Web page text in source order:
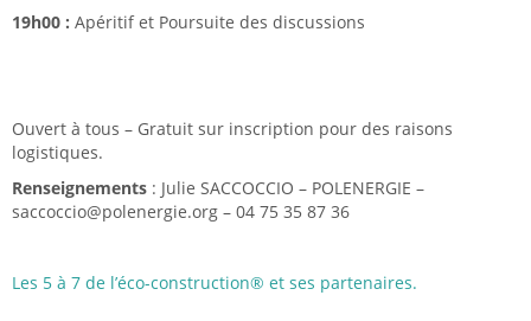
19h00 : Apéritif et Poursuite des discussions
Ouvert à tous – Gratuit sur inscription pour des raisons
logistiques.
Renseignements : Julie SACCOCCIO – POLENERGIE –
saccoccio@polenergie.org – 04 75 35 87 36
Les 5 à 7 de l’éco-construction® et ses partenaires.